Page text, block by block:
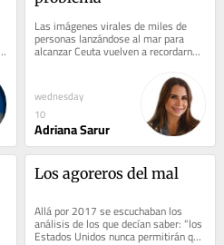
Las imágenes virales de miles de
personas lanzándose al mar para
alcanzar Ceuta vuelven a recordarnos
wednesday
10
Adriana Sarur
Los agoreros del mal
Allá por 2017 se escuchaban los
análisis de los que decían saber: “los
Estados Unidos nunca permitirán que